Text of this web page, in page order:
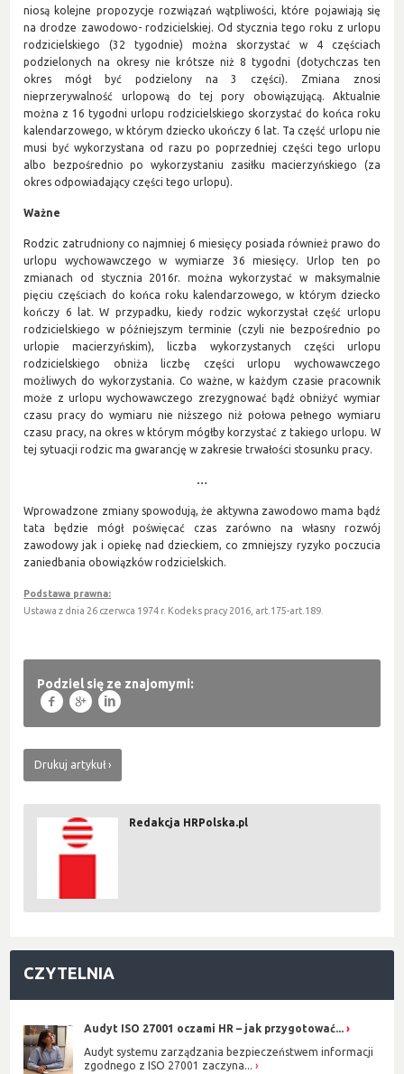
niosą kolejne propozycje rozwiązań wątpliwości, które pojawiają się
na drodze zawodowo- rodzicielskiej. Od stycznia tego roku z urlopu
rodzicielskiego (32 tygodnie) można skorzystać w 4 częściach
podzielonych na okresy nie krótsze niż 8 tygodni (dotychczas ten
okres mógł być podzielony na 3 części). Zmiana znosi
nieprzerywalność urlopową do tej pory obowiązującą. Aktualnie
można z 16 tygodni urlopu rodzicielskiego skorzystać do końca roku
kalendarzowego, w którym dziecko ukończy 6 lat. Ta część urlopu nie
musi być wykorzystana od razu po poprzedniej części tego urlopu
albo bezpośrednio po wykorzystaniu zasiłku macierzyńskiego (za
okres odpowiadający części tego urlopu).
Ważne
Rodzic zatrudniony co najmniej 6 miesięcy posiada również prawo do
urlopu wychowawczego w wymiarze 36 miesięcy. Urlop ten po
zmianach od stycznia 2016r. można wykorzystać w maksymalnie
pięciu częściach do końca roku kalendarzowego, w którym dziecko
kończy 6 lat. W przypadku, kiedy rodzic wykorzystał część urlopu
rodzicielskiego w późniejszym terminie (czyli nie bezpośrednio po
urlopie macierzyńskim), liczba wykorzystanych części urlopu
rodzicielskiego obniża liczbę części urlopu wychowawczego
możliwych do wykorzystania. Co ważne, w każdym czasie pracownik
może z urlopu wychowawczego zrezygnować bądź obniżyć wymiar
czasu pracy do wymiaru nie niższego niż połowa pełnego wymiaru
czasu pracy, na okres w którym mógłby korzystać z takiego urlopu. W
tej sytuacji rodzic ma gwarancję w zakresie trwałości stosunku pracy.
…
Wprowadzone zmiany spowodują, że aktywna zawodowo mama bądź
tata będzie mógł poświęcać czas zarówno na własny rozwój
zawodowy jak i opiekę nad dzieckiem, co zmniejszy ryzyko poczucia
zaniedbania obowiązków rodzicielskich.
Podstawa prawna:
Ustawa z dnia 26 czerwca 1974 r. Kodeks pracy 2016, art.175-art.189.
Podziel się ze znajomymi:
f g l
Drukuj artykuł
Redakcja HRPolska.pl
CZYTELNIA
Audyt ISO 27001 oczami HR – jak przygotować...
Audyt systemu zarządzania bezpieczeństwem informacji
zgodnego z ISO 27001 zaczyna...